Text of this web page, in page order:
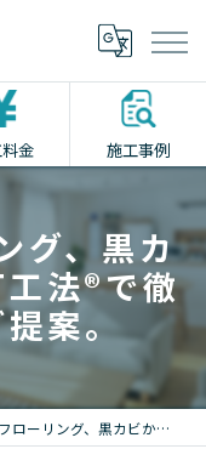
金 施工事例
グ、黒カ
法®で徹
案。
黒カビから解放！MIST工法®で徹底カビ掃除をご提案。